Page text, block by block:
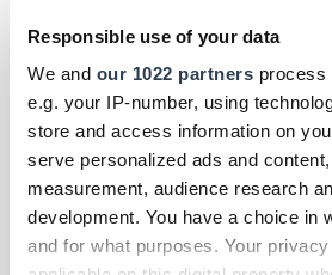
Responsible use of your data
We and our 1022 partners process
e.g. your IP-number, using
store and access information on
serve personalized ads and
measurement, audience research
development. You have a choice in
and for what purposes. Your
schokoladigem Geschmack.